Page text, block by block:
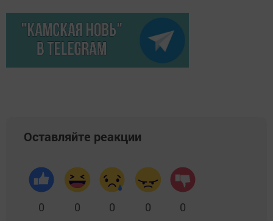
Оставляйте реакции
0 0 0 0 0